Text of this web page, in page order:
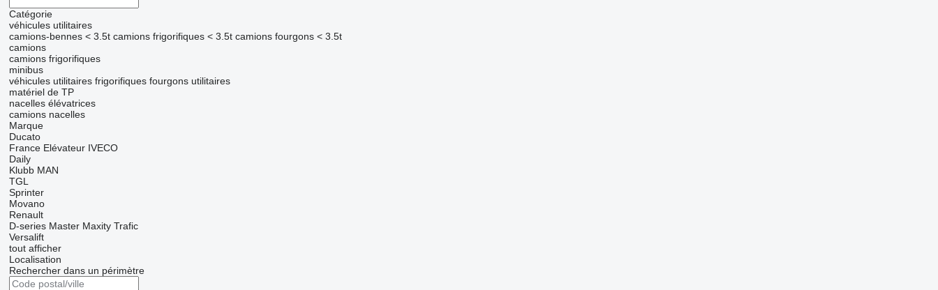
Catégorie
véhicules utilitaires
camions-bennes < 3.5t camions frigorifiques < 3.5t camions fourgons < 3.5t
camions
camions frigorifiques
minibus
véhicules utilitaires frigorifiques fourgons utilitaires
matériel de TP
nacelles élévatrices
camions nacelles
Marque
Ducato
France Elévateur IVECO
Daily
Klubb MAN
TGL
Sprinter
Movano
Renault
D-series Master Maxity Trafic
Versalift
tout afficher
Localisation
Rechercher dans un périmètre